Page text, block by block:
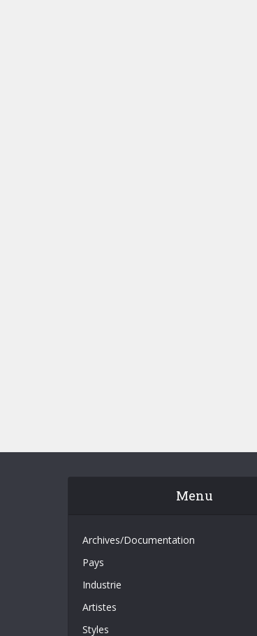
Menu
Archives/Documentation
Pays
Industrie
Artistes
Styles